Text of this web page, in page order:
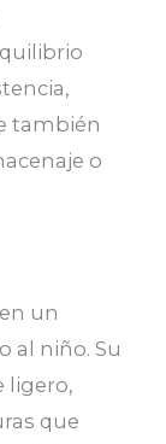
también
o
un
al niño. Su
ligero,
que